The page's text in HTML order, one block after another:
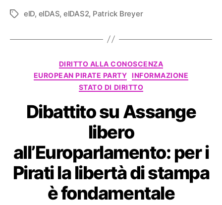
Tag eID, eIDAS, eIDAS2, Patrick Breyer
Categorie
DIRITTO ALLA CONOSCENZA
EUROPEAN PIRATE PARTY
INFORMAZIONE
STATO DI DIRITTO
Dibattito su Assange
libero
all’Europarlamento: per i
Pirati la libertà di stampa
è fondamentale